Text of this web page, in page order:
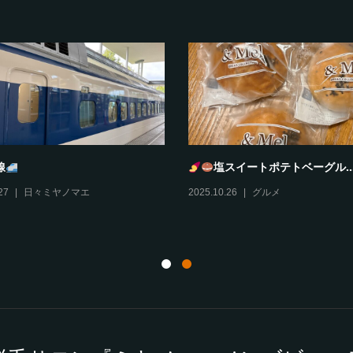
どあ
グルメ ,伊丹情報
風丹
2025.10.29 グルメ